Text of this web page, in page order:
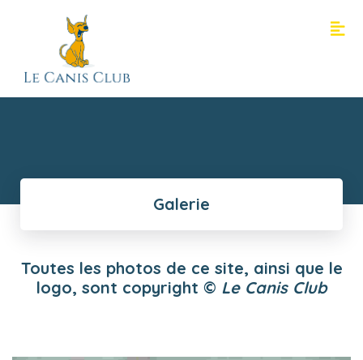
Galerie
Toutes les photos de ce site, ainsi que le
logo, sont copyright © Le Canis Club